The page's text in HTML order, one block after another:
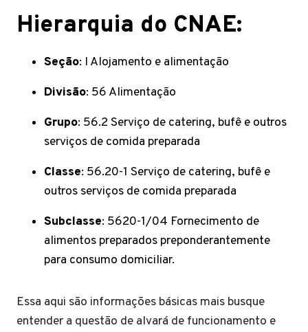
Hierarquia do CNAE:
Seção: I Alojamento e alimentação
Divisão: 56 Alimentação
Grupo: 56.2 Serviço de catering, bufê e outros
serviços de comida preparada
Classe: 56.20-1 Serviço de catering, bufê e
outros serviços de comida preparada
Subclasse: 5620-1/04 Fornecimento de
alimentos preparados preponderantemente
para consumo domiciliar.
Essa aqui são informações básicas mais busque
entender a questão de alvará de funcionamento e